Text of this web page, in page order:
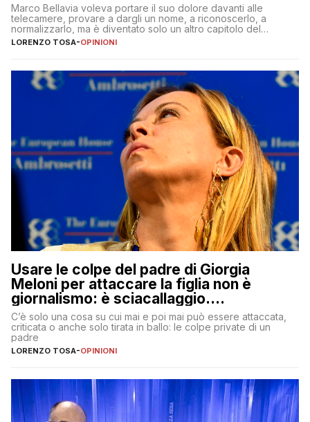
Marco Bellavia voleva portare il suo dolore davanti alle
telecamere, provare a dargli un nome, a riconoscerlo, a
normalizzarlo, ma è diventato solo un altro capitolo del
copione
LORENZO TOSA-OPINIONI
Usare le colpe del padre di Giorgia
Meloni per attaccare la figlia non è
giornalismo: è sciacallaggio.
Dimostriamo di essere diversi
C’è solo una cosa su cui mai e poi mai può essere attaccata,
criticata o anche solo tirata in ballo: le colpe private di un
padre
LORENZO TOSA-OPINIONI